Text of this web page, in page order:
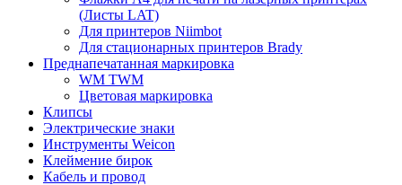
(Листы LAT)
Для принтеров Niimbot
Для стационарных принтеров Brady
Преднапечатанная маркировка
WM TWM
Цветовая маркировка
Клипсы
Электрические знаки
Инструменты Weicon
Клеймение бирок
Кабель и провод